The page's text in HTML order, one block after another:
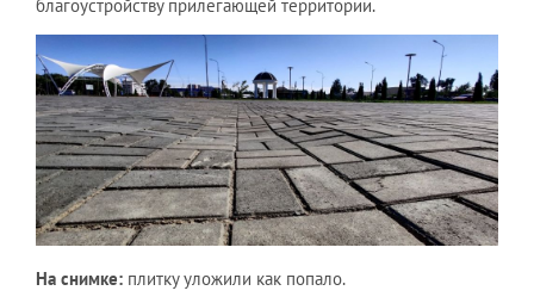
благоустройству прилегающей территории.
На снимке: плитку уложили как попало.